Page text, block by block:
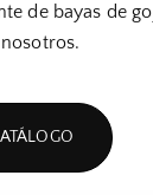
de bayas de